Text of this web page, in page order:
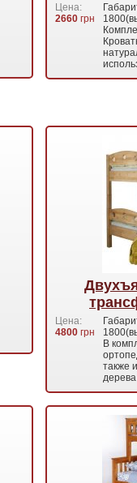
Цена:
2660 грн
Цена:
4800 грн
В
также